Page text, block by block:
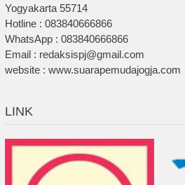
Yogyakarta 55714
Hotline : 083840666866
WhatsApp : 083840666866
Email : redaksispj@gmail.com
website : www.suarapemudajogja.com
LINK